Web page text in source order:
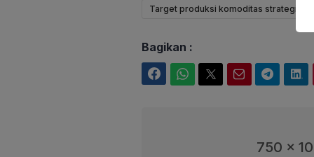
Target produksi komoditas strategis
Bagikan :
750 x